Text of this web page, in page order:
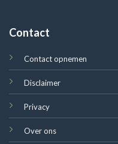
Contact
Contact opnemen
Disclaimer
Privacy
Over ons